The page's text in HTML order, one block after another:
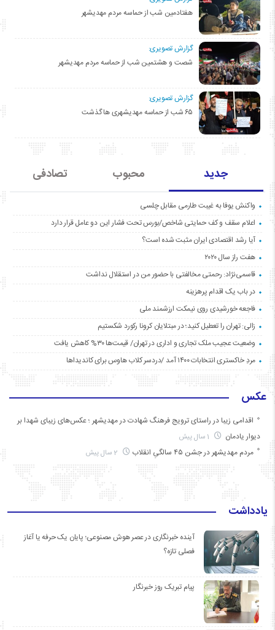
هفتادمین شب از حماسه مردم مهدیشهر
گزارش تصویری:
شصت و هشتمین شب از حماسه مردم مهدیشهر
گزارش تصویری:
۶۵ شب از حماسه مهدیشهری ها گذشت
جدید محبوب تصادفی
واکنش یوفا به غیبت طارمی مقابل چلسی
اعلام سقف و کف حمایتی شاخص/بورس تحت فشار این دو عامل قرار دارد
آیا رشد اقتصادی ایران مثبت شده است؟
هفت راز سال ۲۰۲۰
قاسمی‌نژاد: رحمتی مخالفتی با حضور من در استقلال نداشت
در باب یک اقدام پرهزینه
فاجعه خورشیدی روی نیمکت ارزشمند ملی
زالی: تهران را تعطیل کنید؛ در مبتلایان کرونا رکورد شکستیم
وضعیت عجیب ملک تجاری و اداری در تهران/ قیمت‌ها ۳۰% کاهش یافت
مردِ خاکستری انتخابات ۱۴۰۰ آمد /دردسر کلاب هاوس برای کاندیداها
عکس
اقدامی زیبا در راستای ترویج فرهنگ شهادت در مهدیشهر ؛ عکس‌های زیبای شهدا بر
دیوار یادمان
مردم مهدیشهر در جشن ۴۵ سالگیِ انقلاب
یادداشت
آینده خبرنگاری در عصر هوش مصنوعی؛ پایان یک حرفه یا آغاز
فصلی تازه؟
پیام تبریک روز خبرنگار